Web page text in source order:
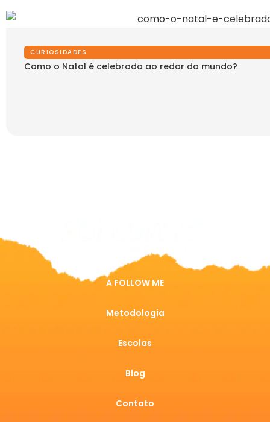
CURIOSIDADES
Como o Natal é celebrado ao redor do mundo?
A FOLLOW ME
Metodologia
Escolas
Blog
Contato